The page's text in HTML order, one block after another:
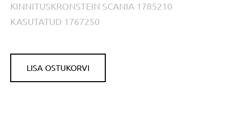
KINNITUSKRONSTEIN SCANIA 1785210
KASUTATUD 1767250
LISA OSTUKORVI